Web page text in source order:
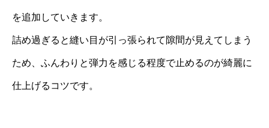
を追加していきます。
詰め過ぎると縫い目が引っ張られて隙間が見えてしまう
ため、ふんわりと弾力を感じる程度で止めるのが綺麗に
仕上げるコツです。